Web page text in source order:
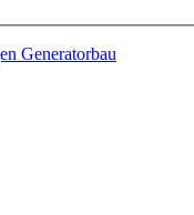
Generatorbau